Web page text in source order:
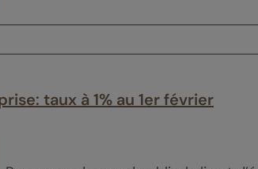
taux à 1% au 1er février